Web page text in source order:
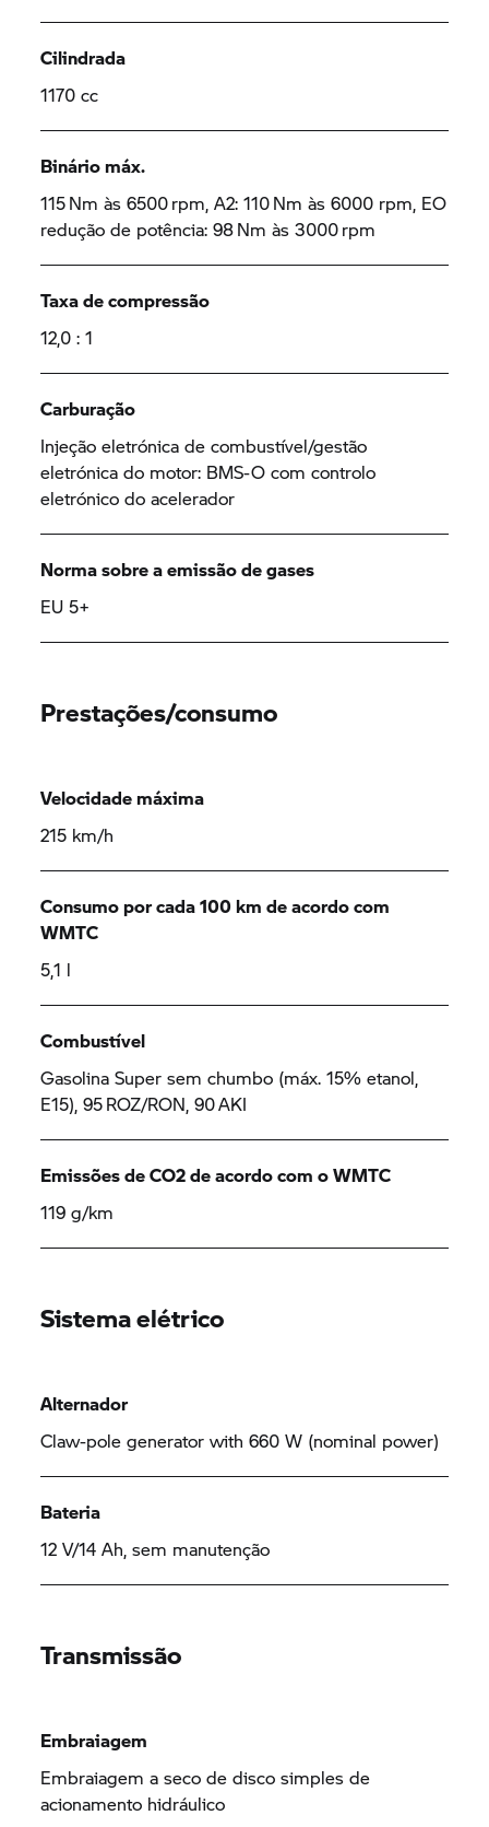
Cilindrada
1170 cc
Binário máx.
115 Nm às 6500 rpm, A2: 110 Nm às 6000 rpm, EO
redução de potência: 98 Nm às 3000 rpm
Taxa de compressão
12,0 : 1
Carburação
Injeção eletrónica de combustível/gestão
eletrónica do motor: BMS-O com controlo
eletrónico do acelerador
Norma sobre a emissão de gases
EU 5+
Prestações/consumo
Velocidade máxima
215 km/h
Consumo por cada 100 km de acordo com
WMTC
5,1 l
Combustível
Gasolina Super sem chumbo (máx. 15% etanol,
E15), 95 ROZ/RON, 90 AKI
Emissões de CO2 de acordo com o WMTC
119 g/km
Sistema elétrico
Alternador
Claw-pole generator with 660 W (nominal power)
Bateria
12 V/14 Ah, sem manutenção
Transmissão
Embraiagem
Embraiagem a seco de disco simples de
acionamento hidráulico